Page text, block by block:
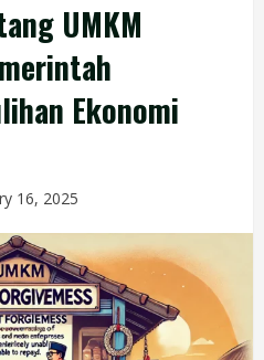
UMKM
Ekonomi
16, 2025